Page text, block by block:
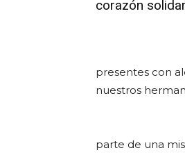
corazón
presentes con
nuestros
parte de una